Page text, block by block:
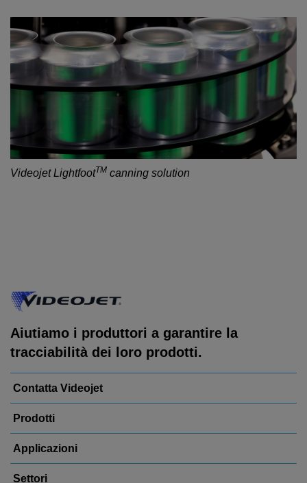
Videojet LightfootTM canning solution
Aiutiamo i produttori a garantire la
tracciabilità dei loro prodotti.
Contatta Videojet
Prodotti
Applicazioni
Settori